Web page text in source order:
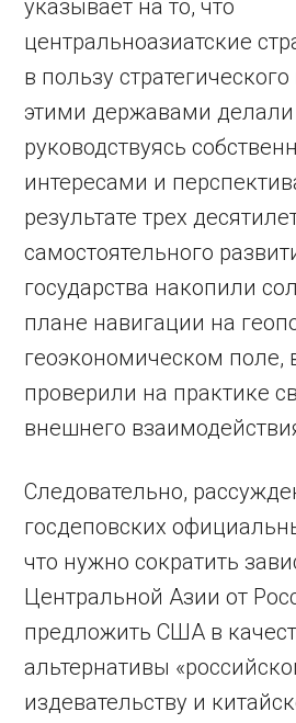
указывает на то, что
центральноазиатские
в пользу
этими державами делали
руководствуясь
интересами и
результате трех
самостоятельного
государства накопили
плане навигации на
геоэкономическом поле,
проверили на практике
внешнего
Следовательно,
госдеповских
что нужно сократить
Центральной Азии от
предложить США в
альтернативы
издевательству и